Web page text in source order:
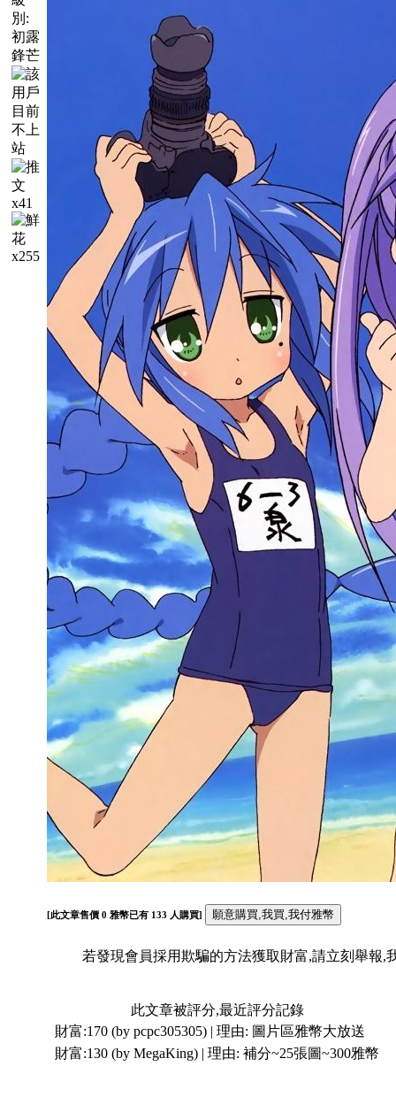
別:
初露
鋒芒
x41
x255
[此文章售價 0 雅幣已有 133 人購買]
若發現會員採用欺騙的方法獲取財富,請立刻舉報
此文章被評分,最近評分記錄
財富:170 (by pcpc305305) | 理由: 圖片區雅幣大放送
財富:130 (by MegaKing) | 理由: 補分~25張圖~300雅幣